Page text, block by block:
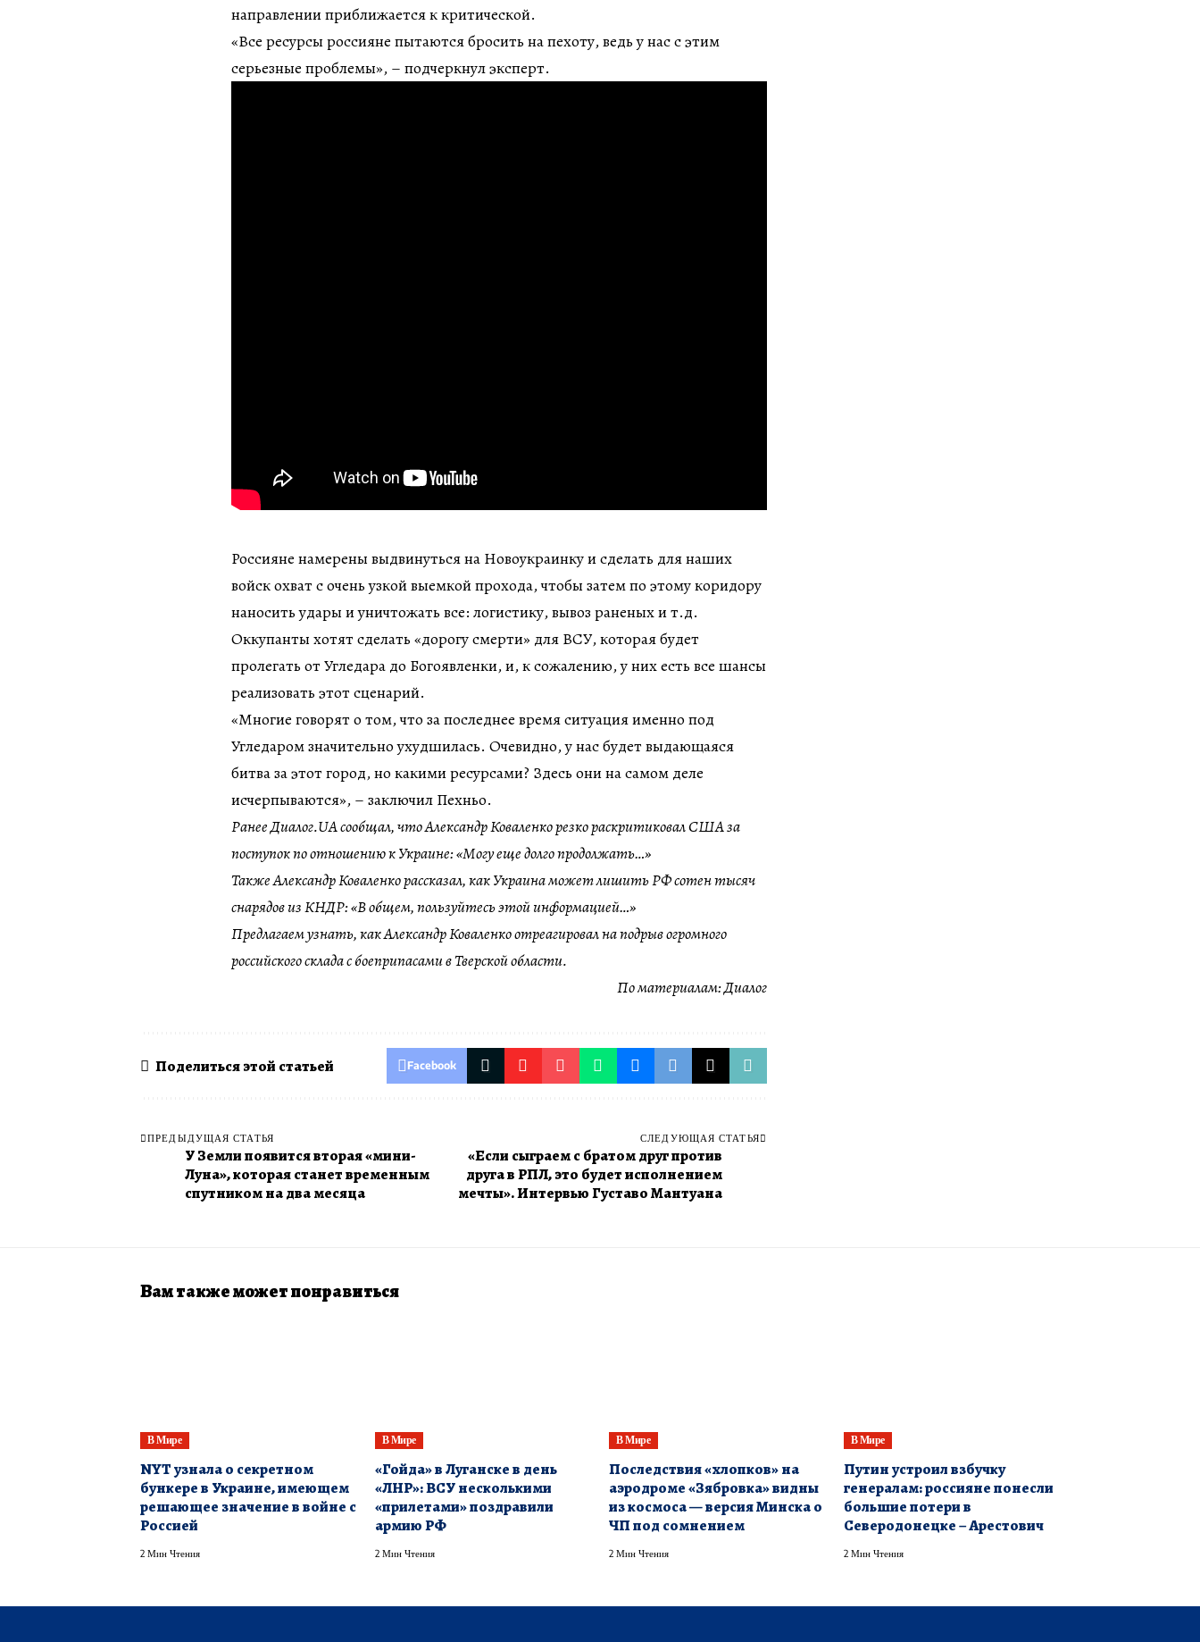
направлении приближается к критической.
«Все ресурсы россияне пытаются бросить на пехоту, ведь у нас с этим
серьезные проблемы», – подчеркнул эксперт.
Россияне намерены выдвинуться на Новоукраинку и сделать для наших
войск охват с очень узкой выемкой прохода, чтобы затем по этому коридору
наносить удары и уничтожать все: логистику, вывоз раненых и т.д.
Оккупанты хотят сделать «дорогу смерти» для ВСУ, которая будет
пролегать от Угледара до Богоявленки, и, к сожалению, у них есть все шансы
реализовать этот сценарий.
«Многие говорят о том, что за последнее время ситуация именно под
Угледаром значительно ухудшилась. Очевидно, у нас будет выдающаяся
битва за этот город, но какими ресурсами? Здесь они на самом деле
исчерпываются», – заключил Пехньо.
Ранее Диалог.UA сообщал, что Александр Коваленко резко раскритиковал США за
поступок по отношению к Украине: «Могу еще долго продолжать…»
Также Александр Коваленко рассказал, как Украина может лишить РФ сотен тысяч
снарядов из КНДР: «В общем, пользуйтесь этой информацией…»
Предлагаем узнать, как Александр Коваленко отреагировал на подрыв огромного
российского склада с боеприпасами в Тверской области.
По материалам:Диалог
Поделиться этой статьей Facebook
ПРЕДЫДУЩАЯ СТАТЬЯ
У Земли появится вторая «мини-
Луна», которая станет временным
спутником на два месяца
СЛЕДУЮЩАЯ СТАТЬЯ
«Если сыграем с братом друг против
друга в РПЛ, это будет исполнением
мечты». Интервью Густаво Мантуана
Вам также может понравиться
В Мире
NYT узнала о секретном
бункере в Украине, имеющем
решающее значение в войне с
Россией
2 Мин Чтения
В Мире
«Гойда» в Луганске в день
«ЛНР»: ВСУ несколькими
«прилетами» поздравили
армию РФ
2 Мин Чтения
В Мире
Последствия «хлопков» на
аэродроме «Зябровка» видны
из космоса — версия Минска о
ЧП под сомнением
2 Мин Чтения
В Мире
Путин устроил взбучку
генералам: россияне понесли
большие потери в
Северодонецке – Арестович
2 Мин Чтения